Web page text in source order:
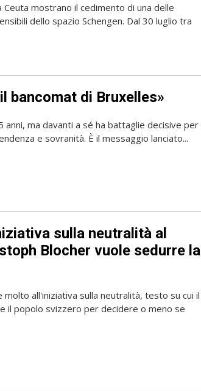
Ceuta mostrano il cedimento di una delle
dello spazio Schengen. Dal 30 luglio tra
bancomat di Bruxelles»
anni, ma davanti a sé ha battaglie decisive per
e sovranità. È il messaggio lanciato...
sulla neutralità al
Blocher vuole sedurre la
all'iniziativa sulla neutralità, testo su cui il
il popolo svizzero per decidere o meno se